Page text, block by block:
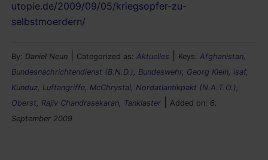
utopie.de/2009/09/05/kriegsopfer-zu-
selbstmoerdern/
By: Daniel Neun Categorized as: Aktuelles Keys: Afghanistan
Bundesnachrichtendienst (B.N.D.)
Bundeswehr, Georg Klein isaf,
Kunduz Luftangriffe McChrystal Nordatlantikpakt (N.A.T.O.)
Oberst Rajiv Chandrasekaran Tanklaster Added on: 6.
September 2009